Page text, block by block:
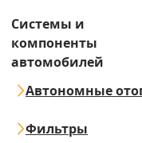
Системы и
компоненты
автомобилей
Автономные
Фильтры